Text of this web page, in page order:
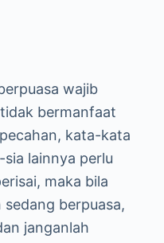
wajib
bermanfaat
kata-kata
lainnya perlu
maka bila
berpuasa,
janganlah